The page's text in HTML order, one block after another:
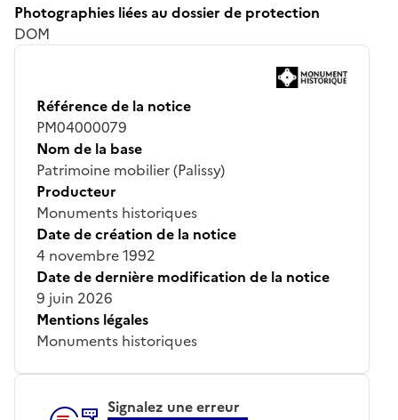
Photographies liées au dossier de protection
DOM
Référence de la notice
PM04000079
Nom de la base
Patrimoine mobilier (Palissy)
Producteur
Monuments historiques
Date de création de la notice
4 novembre 1992
Date de dernière modification de la notice
9 juin 2026
Mentions légales
Monuments historiques
Signalez une erreur